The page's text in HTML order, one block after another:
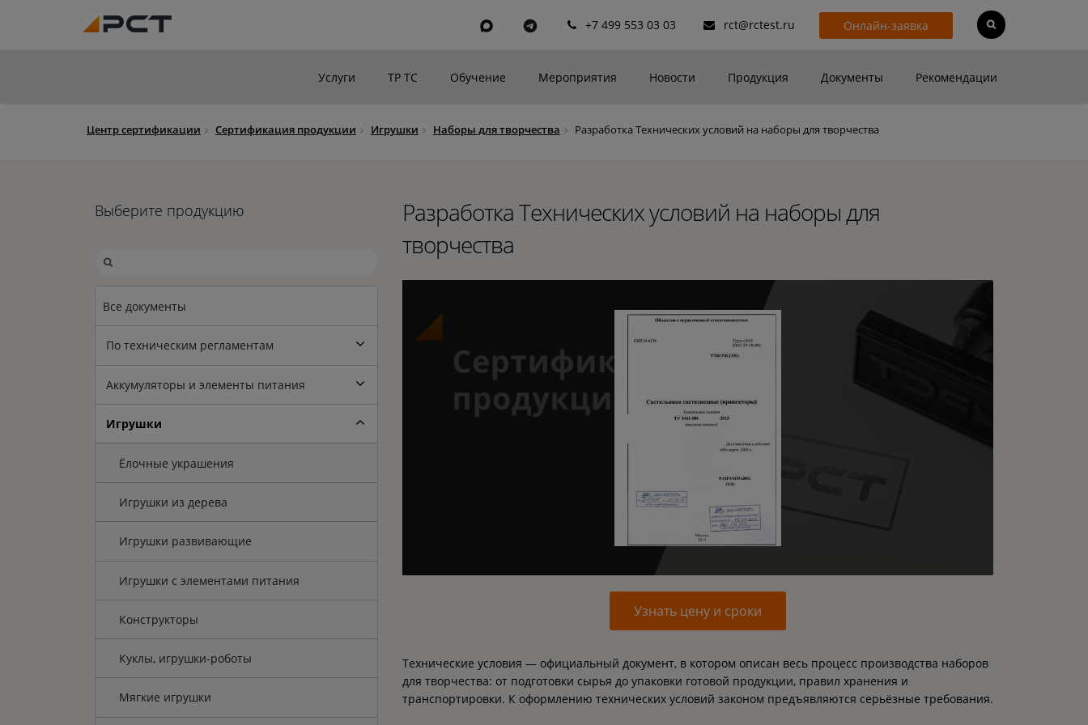
+7 499 553 03 03 rct@rctest.ru Онлайн-заявка
Услуги ТР ТС Обучение Мероприятия Новости Продукция Документы Рекомендации
Центр сертификации Сертификация продукции Игрушки Наборы для творчества Разработка Технических условий на наборы для творчества
Выберите продукцию
Все документы
По техническим регламентам
Аккумуляторы и элементы питания
Игрушки
Ёлочные украшения
Игрушки из дерева
Игрушки развивающие
Игрушки с элементами питания
Конструкторы
Куклы, игрушки-роботы
Мягкие игрушки
Разработка Технических условий на наборы для
творчества
Узнать цену и сроки
Технические условия — официальный документ, в котором описан весь процесс производства наборов
для творчества: от подготовки сырья до упаковки готовой продукции, правил хранения и
транспортировки. К оформлению технических условий законом предъявляются серьёзные требования.